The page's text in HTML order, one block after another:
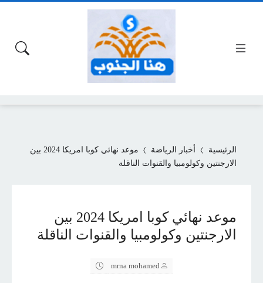
الرئيسية أخبار الرياضة
موعد نهائي كوبا امريكا 2024 بين
الارجنتين وكولومبيا والقنوات الناقلة
موعد نهائي كوبا امريكا 2024 بين
الارجنتين وكولومبيا والقنوات الناقلة
mrna mohamed